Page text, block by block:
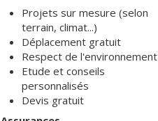
Projets sur mesure (selon
terrain, climat...)
Déplacement gratuit
Respect de l'environnement
Etude et conseils
personnalisés
Devis gratuit